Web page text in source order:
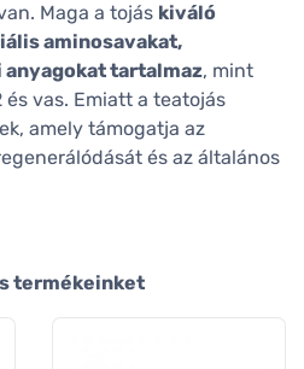
Maga a tojás kiváló
aminosavakat,
tartalmaz, mint
és vas. Emiatt a teatojás
amely támogatja az
és az általános
termékeinket